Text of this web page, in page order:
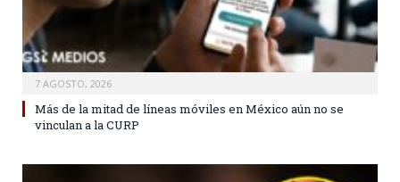
7 AGOSTO, 2026
Más de la mitad de líneas móviles en México aún no se
vinculan a la CURP